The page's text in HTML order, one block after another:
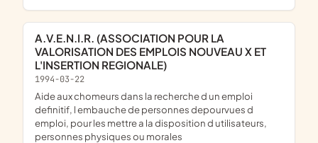
A.V.E.N.I.R. (ASSOCIATION POUR LA
VALORISATION DES EMPLOIS NOUVEAU X ET
L'INSERTION REGIONALE)
1994-03-22
aide aux chomeurs dans la recherche d un emploi
definitif, l embauche de personnes depourvues d
emploi, pour les mettre a la disposition d utilisateurs,
personnes physiques ou morales